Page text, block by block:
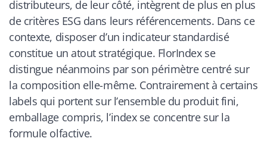
distributeurs, de leur côté, intègrent de plus en plus
de critères ESG dans leurs référencements. Dans ce
contexte, disposer d’un indicateur standardisé
constitue un atout stratégique. FlorIndex se
distingue néanmoins par son périmètre centré sur
la composition elle-même. Contrairement à certains
labels qui portent sur l’ensemble du produit fini,
emballage compris, l’index se concentre sur la
formule olfactive.